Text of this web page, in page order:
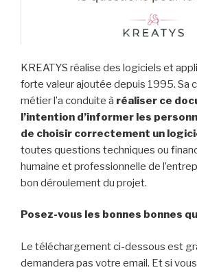
KREATYS réalise des logiciels et
forte valeur ajoutée depuis 1995. Sa
métier l’a conduite à réaliser ce
l’intention d’informer les
de choisir correctement un
toutes questions techniques ou
humaine et professionnelle de
bon déroulement du projet.
Posez-vous les bonnes bonnes
Le téléchargement ci-dessous est
demandera pas votre email. Et si